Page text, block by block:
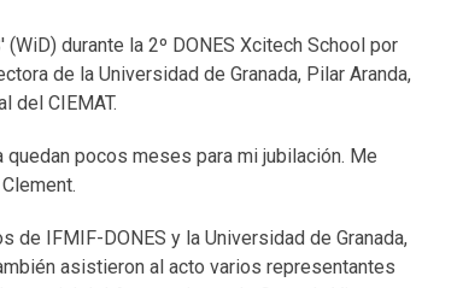
durante la 2º DONES Xcitech School por
de la Universidad de Granada, Pilar Aranda,
del CIEMAT.
pocos meses para mi jubilación. Me
de IFMIF-DONES y la Universidad de Granada,
asistieron al acto varios representantes